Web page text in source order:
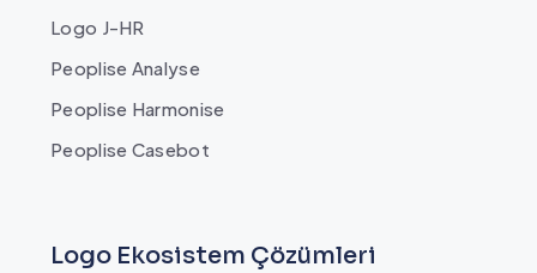
Logo J-HR
Peoplise Analyse
Peoplise Harmonise
Peoplise Casebot
Logo Ekosistem Çözümleri